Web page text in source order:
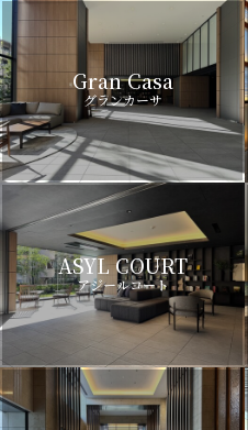
Gran Casa
グランカーサ
ASYL COURT
アジールコート